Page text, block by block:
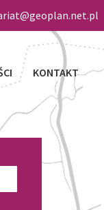
KONTAKT